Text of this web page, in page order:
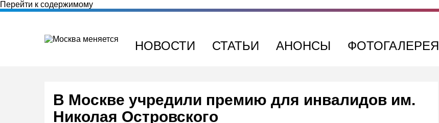
Перейти к содержимому
НОВОСТИ СТАТЬИ АНОНСЫ ФОТОГАЛЕРЕЯ
В Москве учредили премию для инвалидов им.
Николая Островского